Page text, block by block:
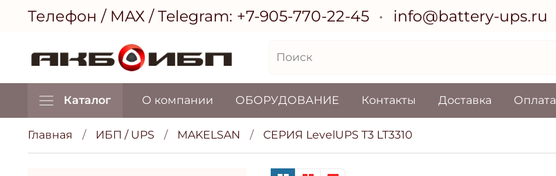
Телефон / МАХ / Telegram: +7-905-770-22-45 info@battery-ups.ru
Каталог О компании ОБОРУДОВАНИЕ Контакты Доставка Оплата
Главная ИБП / UPS MAKELSAN СЕРИЯ LevelUPS T3 LT3310